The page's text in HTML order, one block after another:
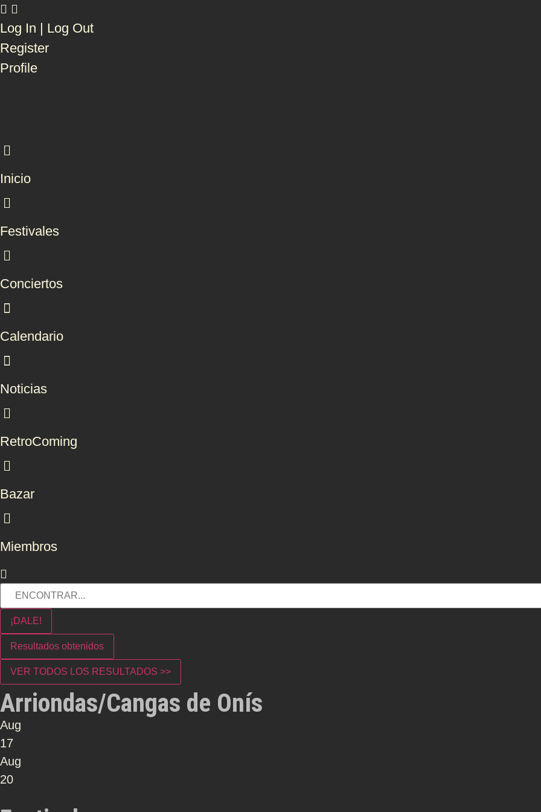
Log In | Log Out
Register
Profile
Inicio
Festivales
Conciertos
Calendario
Noticias
RetroComing
Bazar
Miembros
¡DALE!
Resultados obtenidos
VER TODOS LOS RESULTADOS >>
Arriondas/Cangas de Onís
Aug
17
Aug
20